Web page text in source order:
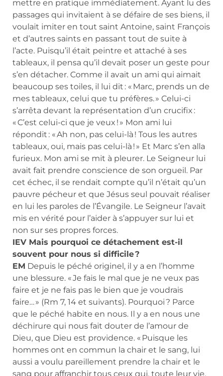
mettre en pratique immédiatement. Ayant lu des
passages qui invitaient à se défaire de ses biens, il
voulait imiter en tout saint Antoine, saint François
et d’autres saints en passant tout de suite à
l’acte. Puisqu’il était peintre et attaché à ses
tableaux, il pensa qu’il devait poser un geste pour
s’en détacher. Comme il avait un ami qui aimait
beaucoup ses toiles, il lui dit : « Marc, prends un de
mes tableaux, celui que tu préfères. » Celui-ci
s’arrêta devant la représentation d’un crucifix :
« C’est celui-ci que je veux ! » Mon ami lui
répondit : « Ah non, pas celui-là ! Tous les autres
tableaux, oui, mais pas celui-là ! » Et Marc s’en alla
furieux. Mon ami se mit à pleurer. Le Seigneur lui
avait fait prendre conscience de son orgueil. Par
cet échec, il se rendait compte qu’il n’était qu’un
pauvre pécheur et que Jésus seul pouvait réaliser
en lui les paroles de l’Évangile. Le Seigneur l’avait
mis en vérité pour l’aider à s’appuyer sur lui et
non sur ses propres forces.
IEV Mais pourquoi ce détachement est-il
souvent pour nous si difficile ?
EM Depuis le péché originel, il y a en l’homme
une blessure. « Je fais le mal que je ne veux pas
faire et je ne fais pas le bien que je voudrais
faire… » (Rm 7, 14 et suivants). Pourquoi ? Parce
que le péché habite en nous. Il y a en nous une
déchirure qui nous fait douter de l’amour de
Dieu, que Dieu est providence. « Puisque les
hommes ont en commun la chair et le sang, lui
aussi a voulu pareillement prendre la chair et le
sang pour affranchir tous ceux qui, toute leur vie,